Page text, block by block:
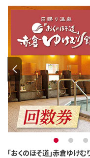
「おくのほそ道」赤倉ゆ
1 2 3